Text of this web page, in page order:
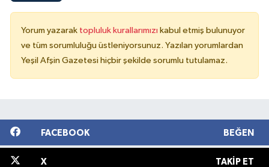
Yorum yazarak topluluk kurallarımızı kabul etmiş bulunuyor
ve tüm sorumluluğu üstleniyorsunuz. Yazılan yorumlardan
Yeşil Afşin Gazetesi hiçbir şekilde sorumlu tutulamaz.
FACEBOOK BEĞEN
X TAKIP ET